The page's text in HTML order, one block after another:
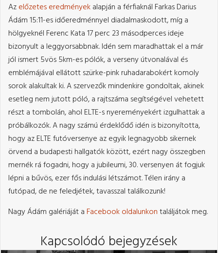
Azelőzetes eredményekalapján a férfiaknál Farkas Darius
Ádám 15:11-es időeredménnyel diadalmaskodott, míg a
hölgyeknél Ferenc Kata 17 perc 23 másodperces ideje
bizonyult a leggyorsabbnak. Idén sem maradhattak el a már
jól ismert 5vös 5km-es pólók, a verseny útvonalával és
emblémájával ellátott szürke-pink ruhadarabokért komoly
sorok alakultak ki. A szervezők mindenkire gondoltak, akinek
esetleg nem jutott póló, a rajtszáma segítségével vehetett
részt a tombolán, ahol ELTE-s nyereményekért izgulhattak a
próbálkozók. A nagy számú érdeklődő idén is bizonyította,
hogy az ELTE futóversenye az egyik legnagyobb sikernek
örvend a budapesti hallgatók között, ezért nagy összegben
mernék rá fogadni, hogy a jubileumi, 30. versenyen át fogjuk
lépni a bűvös, ezer fős indulási létszámot. Télen irány a
futópad, de ne feledjétek, tavasszal találkozunk!
Nagy Ádám galériáját aFacebook oldalunkontaláljátok meg.
Kapcsolódó bejegyzések